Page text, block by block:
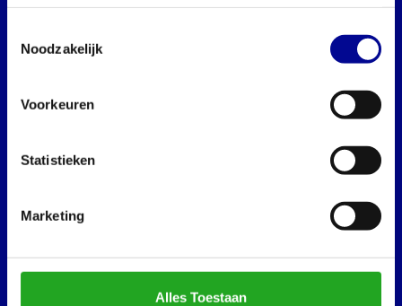
Noodzakelijk
Voorkeuren
Statistieken
Marketing
Alles Toestaan
+32 (0)7 848 35 83
info@bestbuyfitness.be